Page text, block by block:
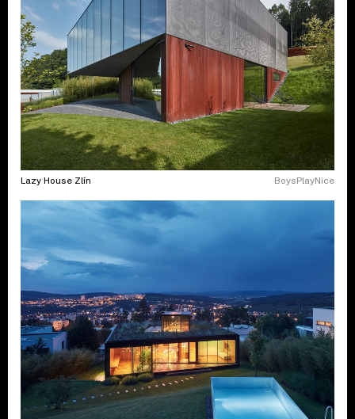
Lazy House Zlín BoysPlayNice